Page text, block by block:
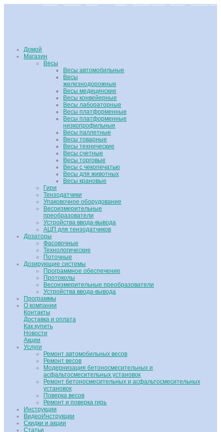
Домой
Магазин
Весы
Весы автомобильные
Весы
железнодорожные
Весы медицинские
Весы конвейерные
Весы лабораторные
Весы платформенные
Весы платформенные
низкопрофильные
Весы паллетные
Весы товарные
Весы технические
Весы счетные
Весы торговые
Весы с чекопечатью
Весы для животных
Весы крановые
Гири
Тензодатчики
Упаковочное оборудование
Весоизмерительные
преобразователи
Устройства ввода-вывода
АЦП для тензодатчиков
Дозаторы
Фасовочные
Технологические
Поточные
Дозирующие системы
Программное обеспечение
Протоколы
Весоизмерительные преобразователи
Устройства ввода-вывода
Программы
О компании
Контакты
Доставка и оплата
Как купить
Новости
Акции
Услуги
Ремонт автомобильных весов
Ремонт весов
Модернизация бетоносмесительных и
асфальтосмесительных установок
Ремонт бетоносмесительных и асфальтосмесительных
установок
Поверка весов
Ремонт и поверка гирь
Инструкции
ВидеоИнструкции
Скидки и акции
Статьи